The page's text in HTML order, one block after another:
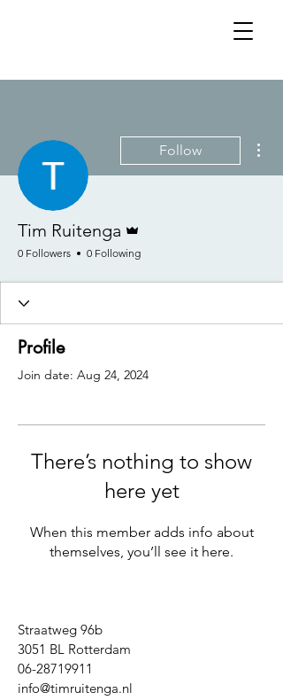
Follow
Tim Ruitenga
0 Followers 0 Following
Profile
Join date: Aug 24, 2024
There’s nothing to show
here yet
When this member adds info about
themselves, you’ll see it here.
Straatweg 96b
3051 BL Rotterdam
06-28719911
info@timruitenga.nl